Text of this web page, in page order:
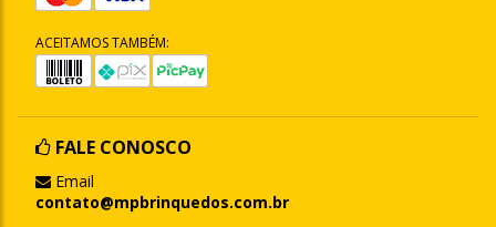
ACEITAMOS TAMBÉM:
FALE CONOSCO
Email
contato@mpbrinquedos.com.br